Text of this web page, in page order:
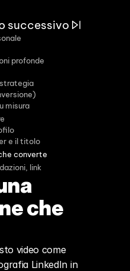
successivo
che
video come
LinkedIn in
profonde
misura
e il titolo
converte
link